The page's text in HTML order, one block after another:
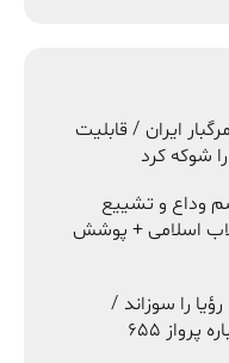
ایران / قابلیت
شوکه کرد
وداع و تشییع
اسلامی + پوشش
ناو وینسنس ۲۹۱ رؤیا را سوزاند /